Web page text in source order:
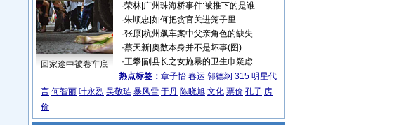
回家途中被卷车底
·荣林| 广州珠海桥事件:被推下的是谁
·朱顺忠 如何把贪官关进笼子里
·张原| 杭州飙车案中父亲角色的缺失
·蔡天新| 奥数本身并不是坏事(图)
·王攀| 副县长之女施暴的卫生巾疑虑
热点标签： 章子怡 春运 郭德纲 315 明星代
言 何智丽 叶永烈 吴敬琏 暴风雪 于丹 陈晓旭 文化 票价 孔子 房
价